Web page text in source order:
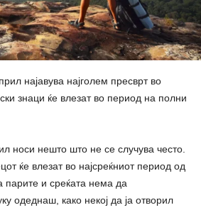
најавува најголем пресврт во
знаци ќе влезат во период на полни
носи нешто што не се случува често.
ќе влезат во најсреќниот период од
парите и среќата нема да
одеднаш, како некој да ја отворил